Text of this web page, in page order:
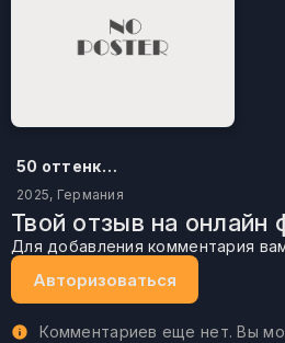
50 оттенков бестселлера
2025, Германия
Твой отзыв на онлайн
Для добавления комментария
Авторизоваться
Комментариев еще нет. Вы